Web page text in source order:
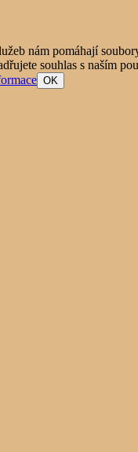
nám pomáhají
souhlas s naším